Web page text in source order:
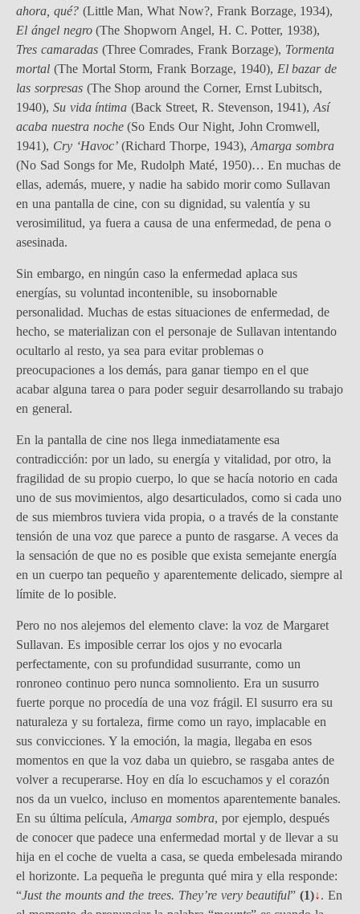
ahora, qué?(Little Man, What Now?, Frank Borzage, 1934),
El ángel negro(The Shopworn Angel, H. C. Potter, 1938),
Tres camaradas(Three Comrades, Frank Borzage), Tormenta
mortal (The Mortal Storm, Frank Borzage, 1940), El bazar de
las sorpresas(The Shop around the Corner, Ernst Lubitsch,
1940), Su vida íntima (Back Street, R. Stevenson, 1941),Así
acaba nuestra noche(So Ends Our Night, John Cromwell,
1941), Cry ‘Havoc’(Richard Thorpe, 1943), Amarga sombra
(No Sad Songs for Me, Rudolph Maté, 1950)… En muchas de
ellas, además, muere, y nadie ha sabido morir como Sullavan
en una pantalla de cine, con su dignidad, su valentía y su
verosimilitud, ya fuera a causa de una enfermedad, de pena o
asesinada.
Sin embargo, en ningún caso la enfermedad aplaca sus
energías, su voluntad incontenible, su insobornable
personalidad. Muchas de estas situaciones de enfermedad, de
hecho, se materializan con el personaje de Sullavan intentando
ocultarlo al resto, ya sea para evitar problemas o
preocupaciones a los demás, para ganar tiempo en el que
acabar alguna tarea o para poder seguir desarrollando su trabajo
en general.
En la pantalla de cine nos llega inmediatamente esa
contradicción: por un lado, su energía y vitalidad, por otro, la
fragilidad de su propio cuerpo, lo que se hacía notorio en cada
uno de sus movimientos, algo desarticulados, como si cada uno
de sus miembros tuviera vida propia, o a través de la constante
tensión de una voz que parece a punto de rasgarse. A veces da
la sensación de que no es posible que exista semejante energía
en un cuerpo tan pequeño y aparentemente delicado, siempre al
límite de lo posible.
Pero no nos alejemos del elemento clave: la voz de Margaret
Sullavan. Es imposible cerrar los ojos y no evocarla
perfectamente, con su profundidad susurrante, como un
ronroneo continuo pero nunca somnoliento. Era un susurro
fuerte porque no procedía de una voz frágil. El susurro era su
naturaleza y su fortaleza, firme como un rayo, implacable en
sus convicciones. Y la emoción, la magia, llegaba en esos
momentos en que la voz daba un quiebro, se rasgaba antes de
volver a recuperarse. Hoy en día lo escuchamos y el corazón
nos da un vuelco, incluso en momentos aparentemente banales.
En su última película,Amarga sombra, por ejemplo, después
de conocer que padece una enfermedad mortal y de llevar a su
hija en el coche de vuelta a casa, se queda embelesada mirando
el horizonte. La pequeña le pregunta qué mira y ella responde:
“Just the mounts and the trees. They’re very beautiful”(1)↓. En